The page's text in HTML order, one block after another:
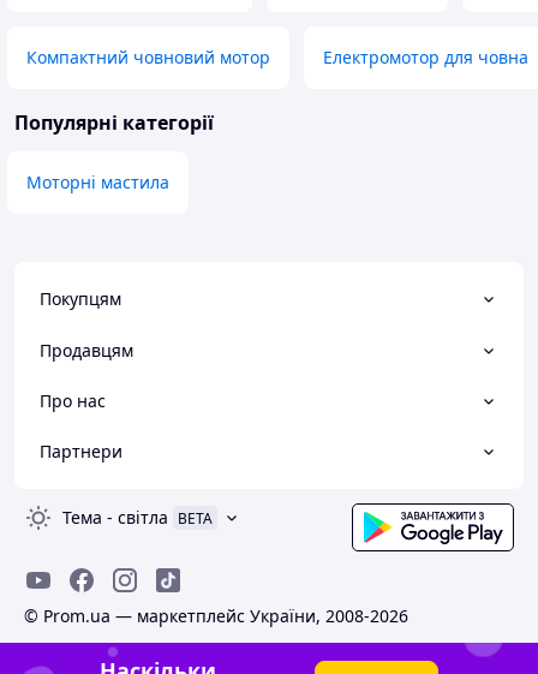
Компактний човновий мотор Електромотор для човна
Популярні категорії
Моторні мастила
Покупцям
Продавцям
Про нас
Партнери
Тема - світла BETA
© Prom.ua — маркетплейс України, 2008-2026